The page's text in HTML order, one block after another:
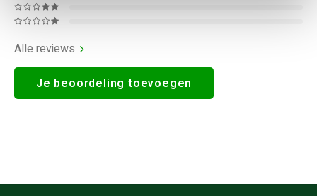
Alle reviews
Je beoordeling toevoegen